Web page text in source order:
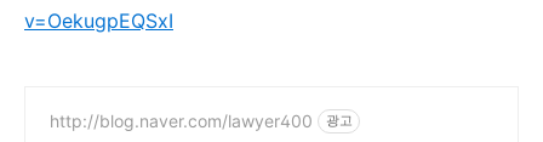
v=OekugpEQSxI
http://blog.naver.com/lawyer400 광고